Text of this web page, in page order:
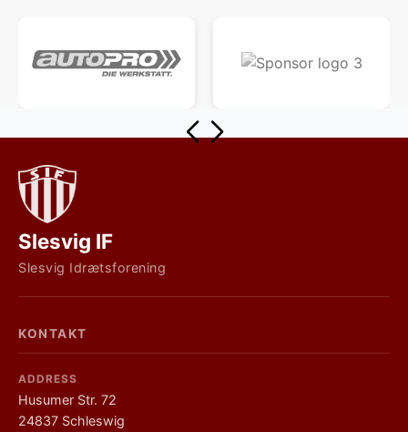
Slesvig IF
Slesvig Idrætsforening
KONTAKT
ADDRESS
Husumer Str. 72
24837 Schleswig